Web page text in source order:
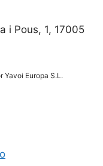
i Pous, 1, 17005
Yavoi Europa S.L.